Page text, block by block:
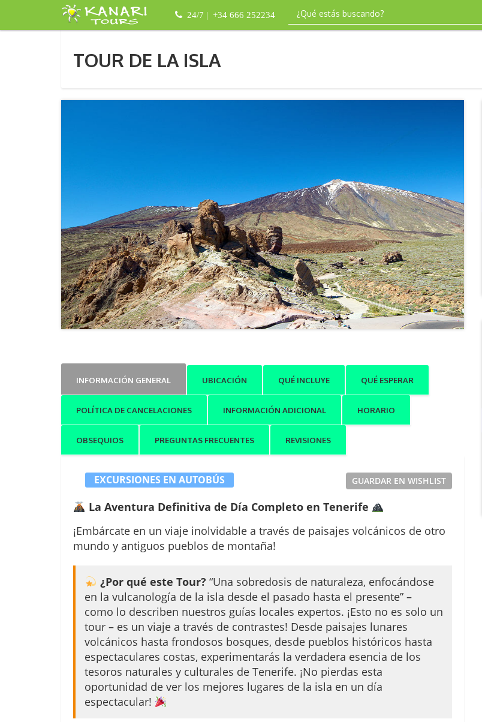
24/7 | +34 666 252234
TOUR DE LA ISLA
INFORMACIÓN GENERAL UBICACIÓN QUÉ INCLUYE QUÉ ESPERAR
POLÍTICA DE CANCELACIONES INFORMACIÓN ADICIONAL HORARIO
OBSEQUIOS PREGUNTAS FRECUENTES REVISIONES
GUARDAR EN WISHLIST
EXCURSIONES EN AUTOBÚS
La Aventura Definitiva de Día Completo en Tenerife
¡Embárcate en un viaje inolvidable a través de paisajes volcánicos de otro
mundo y antiguos pueblos de montaña!
¿Por qué este Tour? “Una sobredosis de naturaleza, enfocándose
en la vulcanología de la isla desde el pasado hasta el presente” –
como lo describen nuestros guías locales expertos. ¡Esto no es solo un
tour – es un viaje a través de contrastes! Desde paisajes lunares
volcánicos hasta frondosos bosques, desde pueblos históricos hasta
espectaculares costas, experimentarás la verdadera esencia de los
tesoros naturales y culturales de Tenerife. ¡No pierdas esta
oportunidad de ver los mejores lugares de la isla en un día
espectacular!